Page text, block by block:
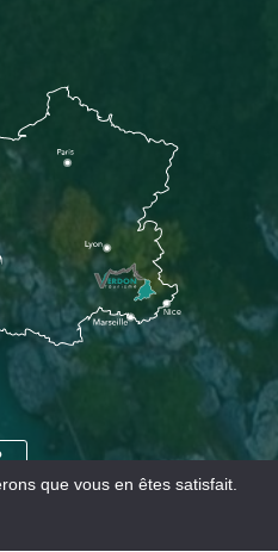
que vous en êtes satisfait.